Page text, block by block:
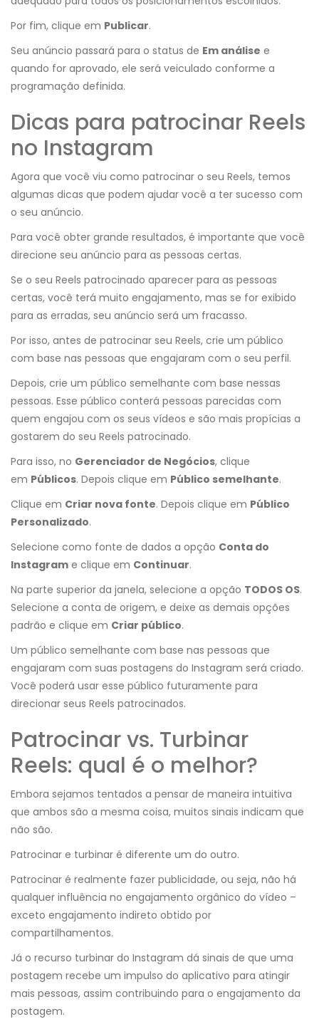
Por fim, clique em Publicar.
Seu anúncio passará para o status de Em análise e
quando for aprovado, ele será veiculado conforme a
programação definida.
Dicas para patrocinar Reels
no Instagram
Agora que você viu como patrocinar o seu Reels, temos
algumas dicas que podem ajudar você a ter sucesso com
o seu anúncio.
Para você obter grande resultados, é importante que você
direcione seu anúncio para as pessoas certas.
Se o seu Reels patrocinado aparecer para as pessoas
certas, você terá muito engajamento, mas se for exibido
para as erradas, seu anúncio será um fracasso.
Por isso, antes de patrocinar seu Reels, crie um público
com base nas pessoas que engajaram com o seu perfil.
Depois, crie um público semelhante com base nessas
pessoas. Esse público conterá pessoas parecidas com
quem engajou com os seus vídeos e são mais propícias a
gostarem do seu Reels patrocinado.
Para isso, no Gerenciador de Negócios, clique
em Públicos. Depois clique em Público semelhante.
Clique em Criar nova fonte. Depois clique em Público
Personalizado.
Selecione como fonte de dados a opção Conta do
Instagram e clique em Continuar.
Na parte superior da janela, selecione a opção TODOS OS.
Selecione a conta de origem, e deixe as demais opções
padrão e clique em Criar público.
Um público semelhante com base nas pessoas que
engajaram com suas postagens do Instagram será criado.
Você poderá usar esse público futuramente para
direcionar seus Reels patrocinados.
Patrocinar vs. Turbinar
Reels: qual é o melhor?
Embora sejamos tentados a pensar de maneira intuitiva
que ambos são a mesma coisa, muitos sinais indicam que
não são.
Patrocinar e turbinar é diferente um do outro.
Patrocinar é realmente fazer publicidade, ou seja, não há
qualquer influência no engajamento orgânico do vídeo –
exceto engajamento indireto obtido por
compartilhamentos.
Já o recurso turbinar do Instagram dá sinais de que uma
postagem recebe um impulso do aplicativo para atingir
mais pessoas, assim contribuindo para o engajamento da
postagem.